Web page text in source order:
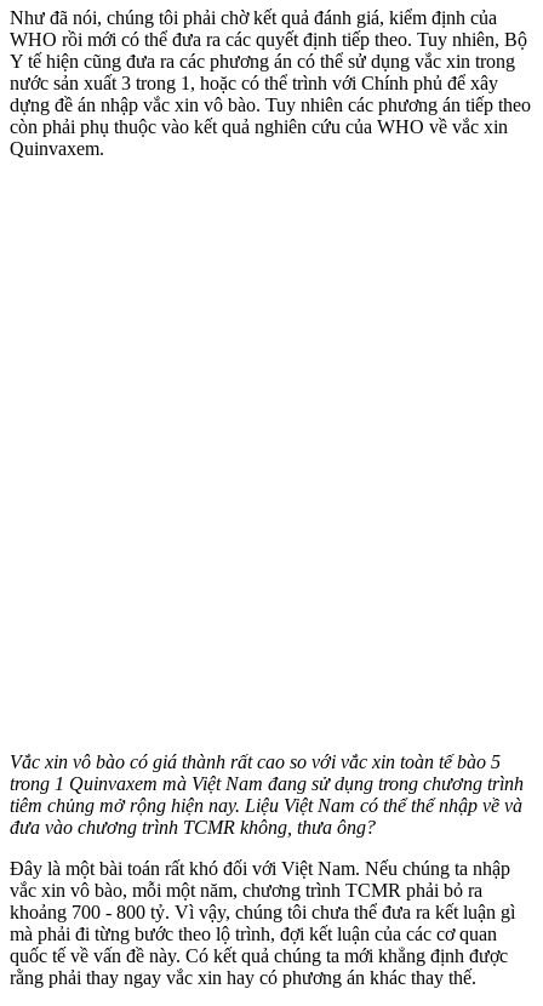
Như đã nói, chúng tôi phải chờ kết quả đánh giá, kiểm định của
WHO rồi mới có thể đưa ra các quyết định tiếp theo. Tuy nhiên, Bộ
Y tế hiện cũng đưa ra các phương án có thể sử dụng vắc xin trong
nước sản xuất 3 trong 1, hoặc có thể trình với Chính phủ để xây
dựng đề án nhập vắc xin vô bào. Tuy nhiên các phương án tiếp theo
còn phải phụ thuộc vào kết quả nghiên cứu của WHO về vắc xin
Quinvaxem.
Vắc xin vô bào có giá thành rất cao so với vắc xin toàn tế bào 5
trong 1 Quinvaxem mà Việt Nam đang sử dụng trong chương trình
tiêm chủng mở rộng hiện nay. Liệu Việt Nam có thể thể nhập về và
đưa vào chương trình TCMR không, thưa ông?
Đây là một bài toán rất khó đối với Việt Nam. Nếu chúng ta nhập
vắc xin vô bào, mỗi một năm, chương trình TCMR phải bỏ ra
khoảng 700 - 800 tỷ. Vì vậy, chúng tôi chưa thể đưa ra kết luận gì
mà phải đi từng bước theo lộ trình, đợi kết luận của các cơ quan
quốc tế về vấn đề này. Có kết quả chúng ta mới khẳng định được
rằng phải thay ngay vắc xin hay có phương án khác thay thế.